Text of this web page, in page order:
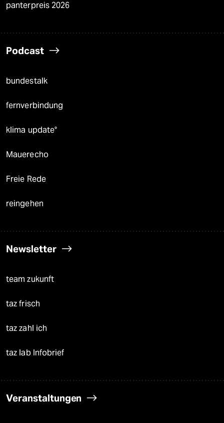
panterpreis 2026
Podcast
bundestalk
fernverbindung
klima update°
Mauerecho
Freie Rede
reingehen
Newsletter
team zukunft
taz frisch
taz zahl ich
taz lab Infobrief
Veranstaltungen